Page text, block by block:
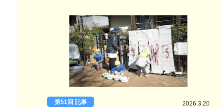
第51回 記事 2026.3.20